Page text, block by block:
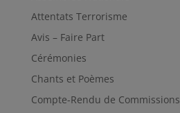
Attentats Terrorisme
Avis – Faire Part
Cérémonies
Chants et Poèmes
Compte-Rendu de Commissions